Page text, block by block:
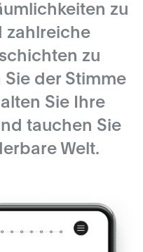
zu
zahlreiche
zu
der Stimme
Sie Ihre
tauchen Sie
Welt.